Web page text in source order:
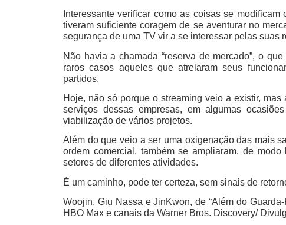
Interessante verificar como as coisas se
tiveram suficiente coragem de se aventurar no
segurança de uma TV vir a se interessar pelas suas
Não havia a chamada “reserva de mercado”, o
raros casos aqueles que atrelaram seus
partidos.
Hoje, não só porque o streaming veio a existir,
serviços dessas empresas, em algumas
viabilização de vários projetos.
Além do que veio a ser uma oxigenação das mais
ordem comercial, também se ampliaram, de
setores de diferentes atividades.
É um caminho, pode ter certeza, sem sinais de
Woojin, Giu Nassa e JinKwon, de “Além do
HBO Max e canais da Warner Bros. Discovery/